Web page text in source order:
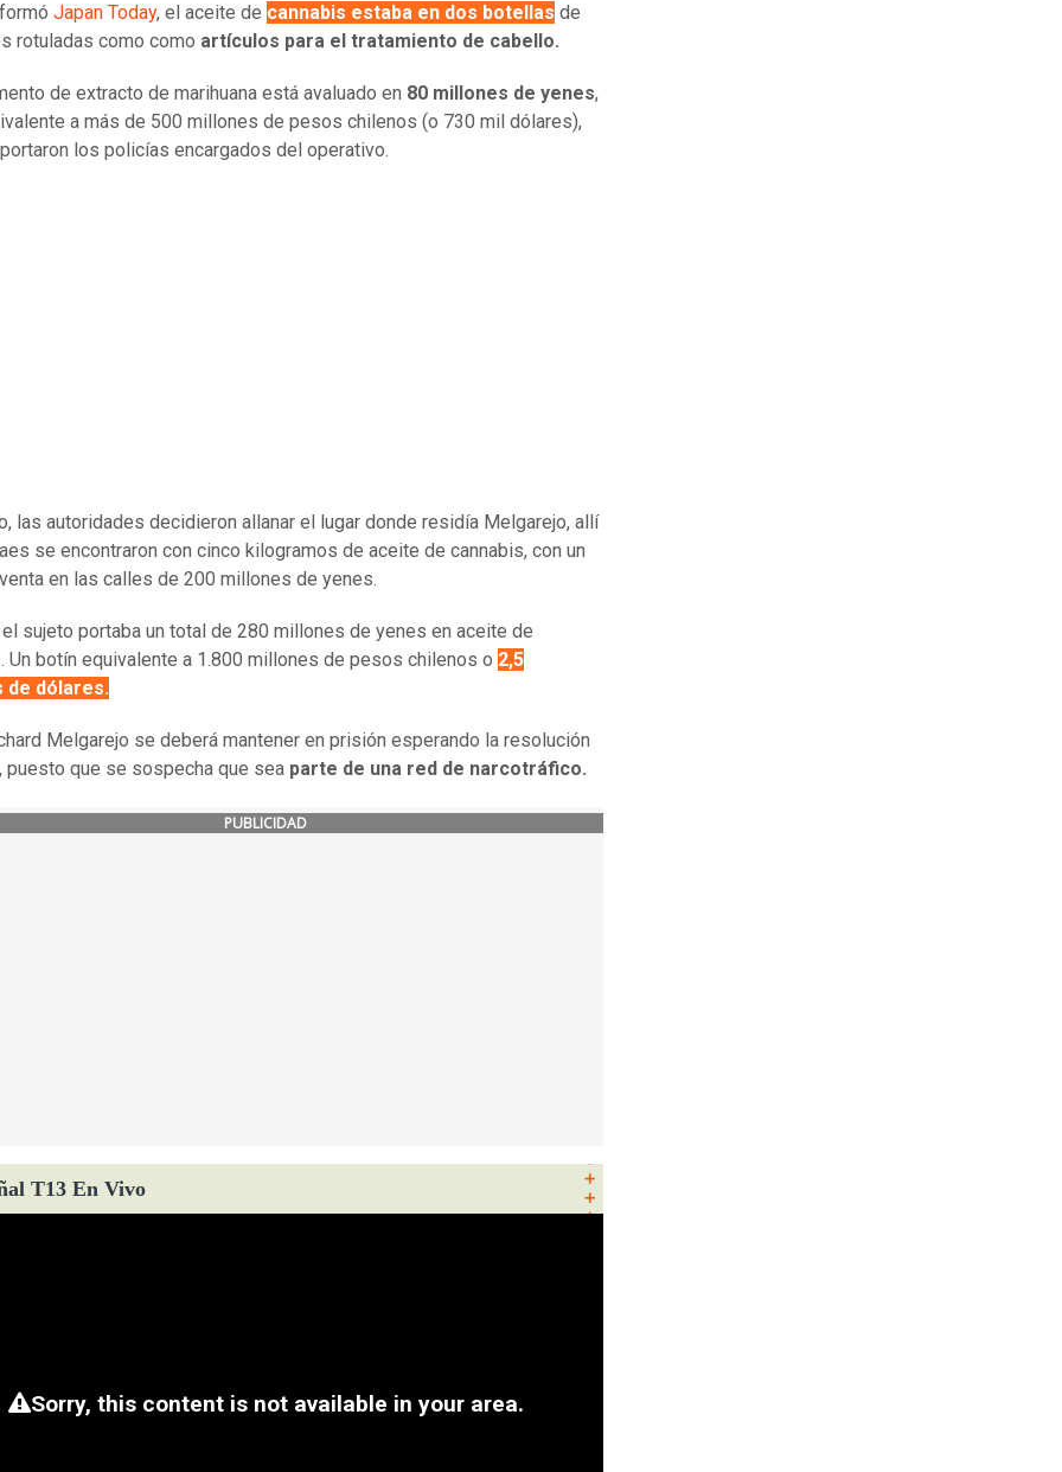
Japan Today, el aceite de cannabis estaba en dos botellas de
rotuladas como como artículos para el tratamiento de cabello.
de extracto de marihuana está avaluado en 80 millones de yenes,
a más de 500 millones de pesos chilenos (o 730 mil dólares),
los policías encargados del operativo.
las autoridades decidieron allanar el lugar donde residía Melgarejo, allí
se encontraron con cinco kilogramos de aceite de cannabis, con un
en las calles de 200 millones de yenes.
el sujeto portaba un total de 280 millones de yenes en aceite de
Un botín equivalente a 1.800 millones de pesos chilenos o 2,5
de dólares.
Melgarejo se deberá mantener en prisión esperando la resolución
puesto que se sospecha que sea parte de una red de narcotráfico.
PUBLICIDAD
T13 En Vivo